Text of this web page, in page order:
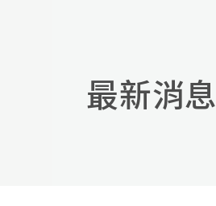
最新消息